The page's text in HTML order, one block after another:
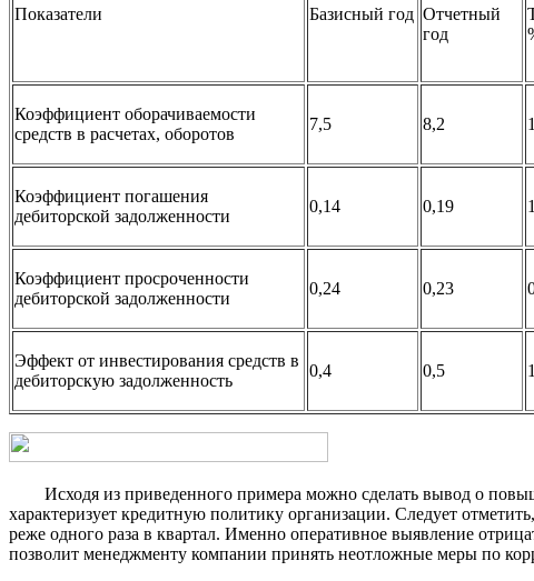
Показатели Базисный год Отчетный
год
Коэффициент оборачиваемости
средств в расчетах, оборотов
7,5 8,2
Коэффициент погашения
дебиторской задолженности
0,14 0,19
Коэффициент просроченности
дебиторской задолженности
0,24 0,23
Эффект от инвестирования средств в
дебиторскую задолженность
0,4 0,5
Исходя из приведенного примера можно сделать вывод о
характеризует кредитную политику организации. Следует
реже одного раза в квартал. Именно оперативное выявление
позволит менеджменту компании принять неотложные меры по